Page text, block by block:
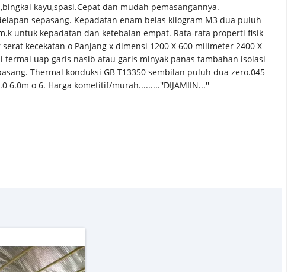
kayu,spasi.Cepat dan mudah pemasangannya.
sepasang. Kepadatan enam belas kilogram M3 dua puluh
untuk kepadatan dan ketebalan empat. Rata-rata properti fisik
kecekatan o Panjang x dimensi 1200 X 600 milimeter 2400 X
uap garis nasib atau garis minyak panas tambahan isolasi
Thermal konduksi GB T13350 sembilan puluh dua zero.045
6.0m o 6. Harga kometitif/murah.........''DIJAMIIN...''